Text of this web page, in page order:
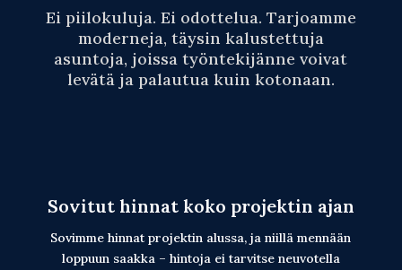
Ei piilokuluja. Ei odottelua. Tarjoamme
moderneja, täysin kalustettuja
asuntoja, joissa työntekijänne voivat
levätä ja palautua kuin kotonaan.
Sovitut hinnat koko projektin ajan
Sovimme hinnat projektin alussa, ja niillä mennään
loppuun saakka – hintoja ei tarvitse neuvotella